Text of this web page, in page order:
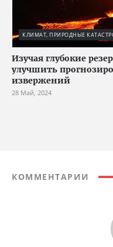
КЛИМАТ, ПРИРОДНЫЕ
Изучая глубокие
улучшить
извержений
28 Май, 2024
КОММЕНТАРИИ